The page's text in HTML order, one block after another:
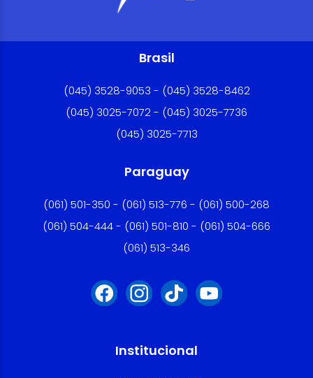
Brasil
(045) 3528-9053 - (045) 3528-8462
(045) 3025-7072 - (045) 3025-7736
(045) 3025-7713
Paraguay
(061) 501-350 - (061) 513-776 - (061) 500-268
(061) 504-444 - (061) 501-810 - (061) 504-666
(061) 513-346
Institucional